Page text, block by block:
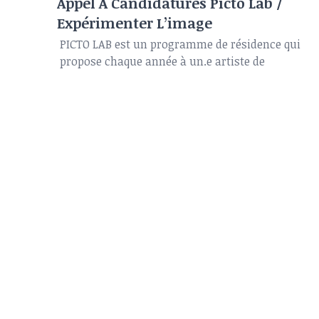
Expérimenter L’image
PICTO LAB est un programme de résidence qui
propose chaque année à un.e artiste de